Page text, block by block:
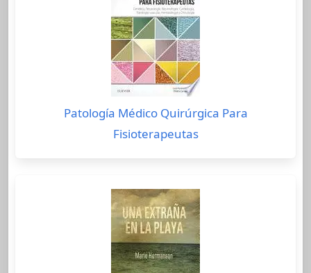
Patología Médico Quirúrgica Para
Fisioterapeutas